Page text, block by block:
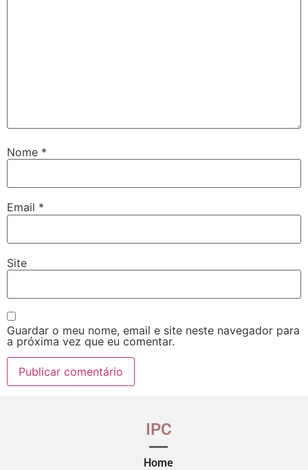
Nome *
Email *
Site
Guardar o meu nome, email e site neste navegador para
a próxima vez que eu comentar.
IPC
Home